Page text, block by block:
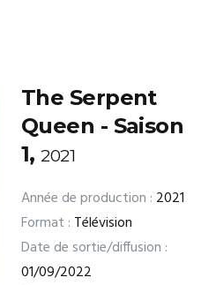
The Serpent
Queen - Saison
1,2021
Année de production : 2021
Format : Télévision
Date de sortie/diffusion :
01/09/2022